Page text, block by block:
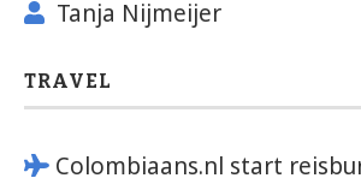
Tanja Nijmeijer
TRAVEL
Colombiaans.nl start